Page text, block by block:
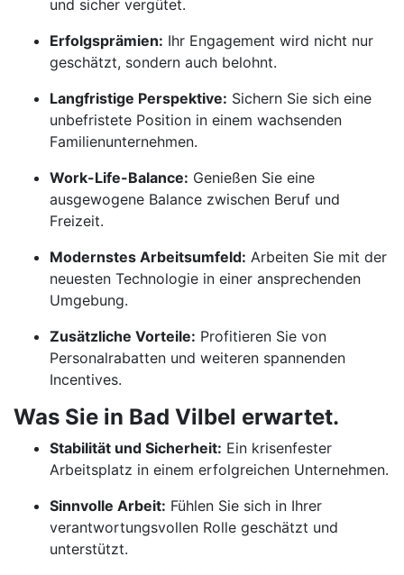
und sicher vergütet.
Erfolgsprämien: Ihr Engagement wird nicht nur
geschätzt, sondern auch belohnt.
Langfristige Perspektive: Sichern Sie sich eine
unbefristete Position in einem wachsenden
Familienunternehmen.
Work-Life-Balance: Genießen Sie eine
ausgewogene Balance zwischen Beruf und
Freizeit.
Modernstes Arbeitsumfeld: Arbeiten Sie mit der
neuesten Technologie in einer ansprechenden
Umgebung.
Zusätzliche Vorteile: Profitieren Sie von
Personalrabatten und weiteren spannenden
Incentives.
Was Sie in Bad Vilbel erwartet.
Stabilität und Sicherheit: Ein krisenfester
Arbeitsplatz in einem erfolgreichen Unternehmen.
Sinnvolle Arbeit: Fühlen Sie sich in Ihrer
verantwortungsvollen Rolle geschätzt und
unterstützt.